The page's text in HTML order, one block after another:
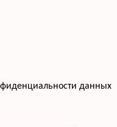
данных